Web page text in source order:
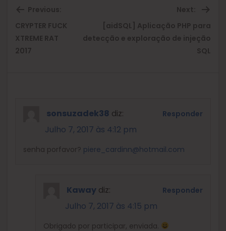
Previous:
Previous
post:
CRYPTER FUCK
XTREME RAT
2017
Next:
[aidSQL] Aplicação PHP para
detecção e exploração de injeção
SQL
sonsuzadek38 diz:
Julho 7, 2017 às 4:12 pm
senha porfavor? piere_cardinn@hotmail.com
Responder
Kaway diz:
Julho 7, 2017 às 4:15 pm
Obrigado por participar, enviada.
Responder